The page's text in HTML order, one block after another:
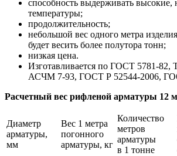
способность выдерживать высокие,
температуры;
продолжительность;
небольшой вес одного метра
будет весить более полутора тонн;
низкая цена.
Изготавливается по ГОСТ 5781-
АСЧМ 7-93, ГОСТ Р 52544-2006,
Расчетный вес рифленой арматуры 12
Диаметр
арматуры,
мм
Вес 1 метра
погонного
арматуры, кг
Количество
метров
арматуры
в 1 тонне